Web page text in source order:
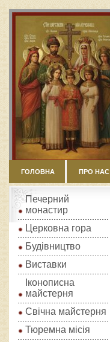
ГОЛОВНА ПРО НАС
Печерний
монастир
Церковна гора
Будівництво
Виставки
Іконописна
майстерня
Свічна майстерня
Тюремна місія